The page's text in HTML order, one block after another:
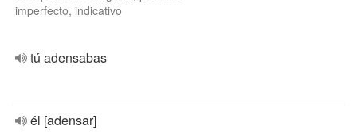
imperfecto, indicativo
tú adensabas
él [adensar]